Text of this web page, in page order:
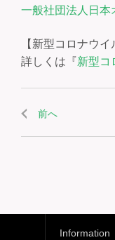
一般社団法人日本
【新型コロナウイ
詳しくは『新型コ
前へ
Information